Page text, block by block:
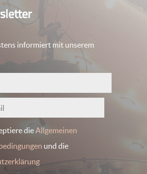
informiert mit unserem
dieAllgemeinen
und die